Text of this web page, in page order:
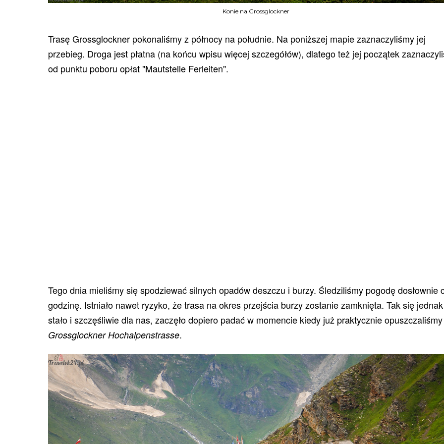
Konie na Grossglockner
Trasę Grossglockner pokonaliśmy z północy na południe. Na poniższej mapie zaznaczyliśmy jej
przebieg. Droga jest płatna (na końcu wpisu więcej szczegółów), dlatego też jej początek
od punktu poboru opłat "Mautstelle Ferleiten".
Tego dnia mieliśmy się spodziewać silnych opadów deszczu i burzy. Śledziliśmy pogodę dosłownie
godzinę. Istniało nawet ryzyko, że trasa na okres przejścia burzy zostanie zamknięta. Tak się
stało i szczęśliwie dla nas, zaczęło dopiero padać w momencie kiedy już praktycznie opuszczaliśmy
Grossglockner Hochalpenstrasse.